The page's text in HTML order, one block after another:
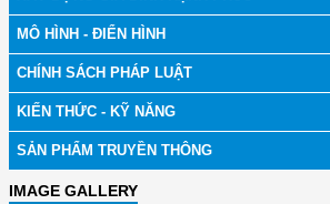
MÔ HÌNH - ĐIỂN HÌNH
CHÍNH SÁCH PHÁP LUẬT
KIẾN THỨC - KỸ NĂNG
SẢN PHẨM TRUYỀN THÔNG
IMAGE GALLERY